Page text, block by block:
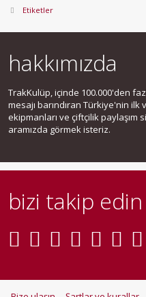
Etiketler
hakkımızda
TrakKulüp, içinde 100.000'den
mesajı barındıran Türkiye'nin ilk
ekipmanları ve çiftçilik paylaşım
aramızda görmek isteriz.
bizi takip edin